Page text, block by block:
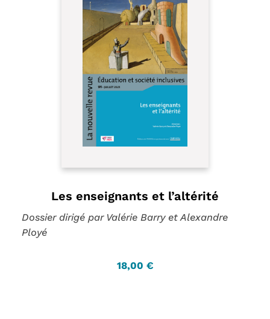
Les enseignants et l’altérité
Dossier dirigé par Valérie Barry et Alexandre
Ployé
18,00 €